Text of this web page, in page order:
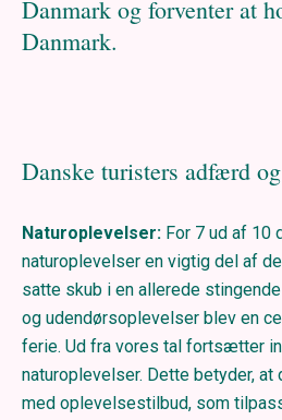
Danmark og forventer at
Danmark.
Danske turisters adfærd
Naturoplevelser: For 7 ud af 10
naturoplevelser en vigtig del af
satte skub i en allerede
og udendørsoplevelser blev en
ferie. Ud fra vores tal fortsætter
naturoplevelser. Dette betyder,
med oplevelsestilbud, som